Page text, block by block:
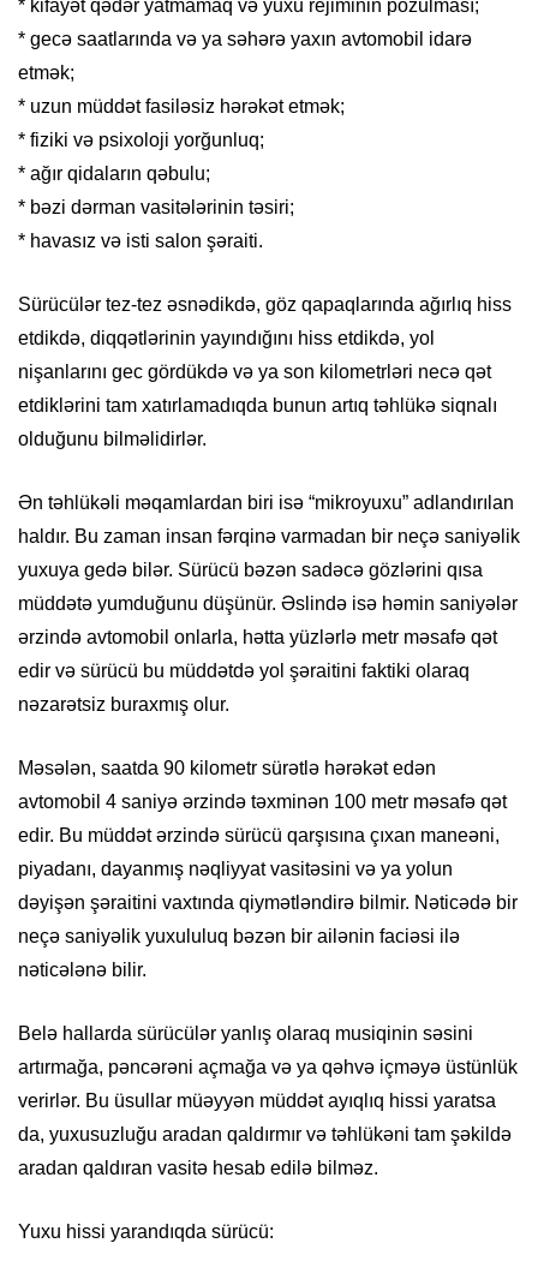
* kifayət qədər yatmamaq və yuxu rejiminin pozulması;
* gecə saatlarında və ya səhərə yaxın avtomobil idarə
etmək;
* uzun müddət fasiləsiz hərəkət etmək;
* fiziki və psixoloji yorğunluq;
* ağır qidaların qəbulu;
* bəzi dərman vasitələrinin təsiri;
* havasız və isti salon şəraiti.
Sürücülər tez-tez əsnədikdə, göz qapaqlarında ağırlıq hiss
etdikdə, diqqətlərinin yayındığını hiss etdikdə, yol
nişanlarını gec gördükdə və ya son kilometrləri necə qət
etdiklərini tam xatırlamadıqda bunun artıq təhlükə siqnalı
olduğunu bilməlidirlər.
Ən təhlükəli məqamlardan biri isə “mikroyuxu” adlandırılan
haldır. Bu zaman insan fərqinə varmadan bir neçə saniyəlik
yuxuya gedə bilər. Sürücü bəzən sadəcə gözlərini qısa
müddətə yumduğunu düşünür. Əslində isə həmin saniyələr
ərzində avtomobil onlarla, hətta yüzlərlə metr məsafə qət
edir və sürücü bu müddətdə yol şəraitini faktiki olaraq
nəzarətsiz buraxmış olur.
Məsələn, saatda 90 kilometr sürətlə hərəkət edən
avtomobil 4 saniyə ərzində təxminən 100 metr məsafə qət
edir. Bu müddət ərzində sürücü qarşısına çıxan maneəni,
piyadanı, dayanmış nəqliyyat vasitəsini və ya yolun
dəyişən şəraitini vaxtında qiymətləndirə bilmir. Nəticədə bir
neçə saniyəlik yuxululuq bəzən bir ailənin faciəsi ilə
nəticələnə bilir.
Belə hallarda sürücülər yanlış olaraq musiqinin səsini
artırmağa, pəncərəni açmağa və ya qəhvə içməyə üstünlük
verirlər. Bu üsullar müəyyən müddət ayıqlıq hissi yaratsa
da, yuxusuzluğu aradan qaldırmır və təhlükəni tam şəkildə
aradan qaldıran vasitə hesab edilə bilməz.
Yuxu hissi yarandıqda sürücü: